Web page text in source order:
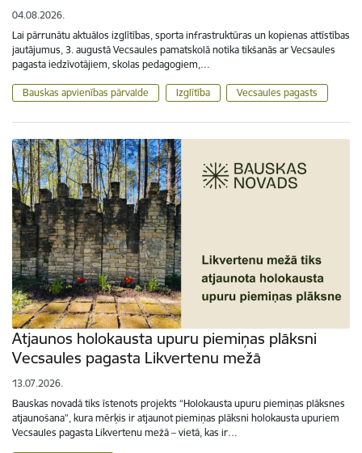
04.08.2026.
Lai pārrunātu aktuālos izglītības, sporta infrastruktūras un kopienas attīstības
jautājumus, 3. augustā Vecsaules pamatskolā notika tikšanās ar Vecsaules
pagasta iedzīvotājiem, skolas pedagogiem,…
Bauskas apvienības pārvalde Izglītība Vecsaules pagasts
Atjaunos holokausta upuru piemiņas plāksni
Vecsaules pagasta Likvertenu mežā
13.07.2026.
Bauskas novadā tiks īstenots projekts “Holokausta upuru piemiņas plāksnes
atjaunošana”, kura mērķis ir atjaunot piemiņas plāksni holokausta upuriem
Vecsaules pagasta Likvertenu mežā – vietā, kas ir…